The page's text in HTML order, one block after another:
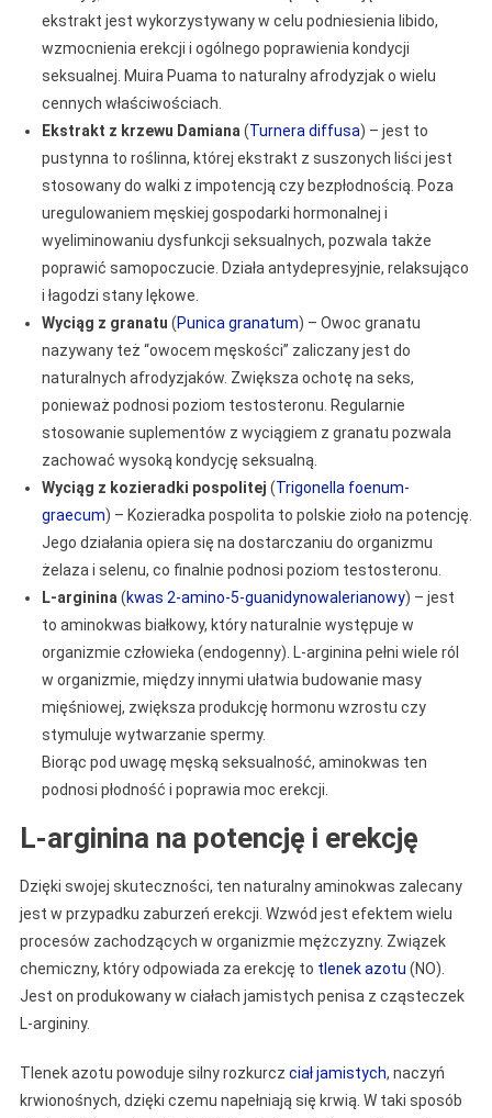
ekstrakt jest wykorzystywany w celu podniesienia libido,
wzmocnienia erekcji i ogólnego poprawienia kondycji
seksualnej. Muira Puama to naturalny afrodyzjak o wielu
cennych właściwościach.
Ekstrakt z krzewu Damiana (Turnera diffusa) – jest to
pustynna to roślinna, której ekstrakt z suszonych liści jest
stosowany do walki z impotencją czy bezpłodnością. Poza
uregulowaniem męskiej gospodarki hormonalnej i
wyeliminowaniu dysfunkcji seksualnych, pozwala także
poprawić samopoczucie. Działa antydepresyjnie, relaksująco
i łagodzi stany lękowe.
Wyciąg z granatu (Punica granatum) – Owoc granatu
nazywany też “owocem męskości” zaliczany jest do
naturalnych afrodyzjaków. Zwiększa ochotę na seks,
ponieważ podnosi poziom testosteronu. Regularnie
stosowanie suplementów z wyciągiem z granatu pozwala
zachować wysoką kondycję seksualną.
Wyciąg z kozieradki pospolitej (Trigonella foenum-
graecum) – Kozieradka pospolita to polskie zioło na potencję.
Jego działania opiera się na dostarczaniu do organizmu
żelaza i selenu, co finalnie podnosi poziom testosteronu.
L-arginina (kwas 2-amino-5-guanidynowalerianowy) – jest
to aminokwas białkowy, który naturalnie występuje w
organizmie człowieka (endogenny). L-arginina pełni wiele ról
w organizmie, między innymi ułatwia budowanie masy
mięśniowej, zwiększa produkcję hormonu wzrostu czy
stymuluje wytwarzanie spermy.
Biorąc pod uwagę męską seksualność, aminokwas ten
podnosi płodność i poprawia moc erekcji.
L-arginina na potencję i erekcję
Dzięki swojej skuteczności, ten naturalny aminokwas zalecany
jest w przypadku zaburzeń erekcji. Wzwód jest efektem wielu
procesów zachodzących w organizmie mężczyzny. Związek
chemiczny, który odpowiada za erekcję to tlenek azotu (NO).
Jest on produkowany w ciałach jamistych penisa z cząsteczek
L-argininy.
Tlenek azotu powoduje silny rozkurcz ciał jamistych, naczyń
krwionośnych, dzięki czemu napełniają się krwią. W taki sposób